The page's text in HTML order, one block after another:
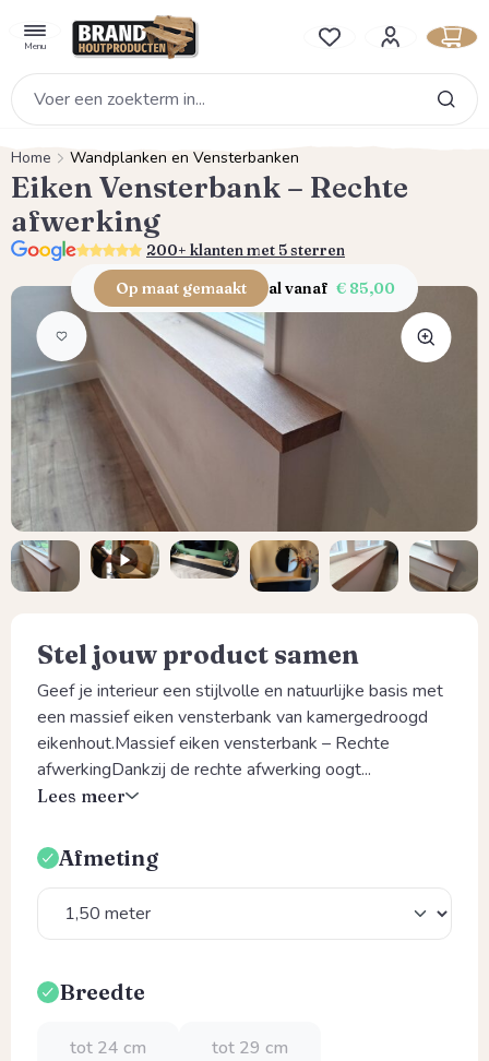
Menu Je hebt 0 items op je
Home Wandplanken en Vensterbanken
Eiken Vensterbank – Rechte
afwerking
5.0 200+ klanten met 5 sterren
Afbeeldingengalerij overslaan
Op maat gemaakt al vanaf € 85,00
Stel jouw product samen
Geef je interieur een stijlvolle en natuurlijke basis met
een massief eiken vensterbank van kamergedroogd
eikenhout.Massief eiken vensterbank – Rechte
afwerkingDankzij de rechte afwerking oogt...
Lees meer
Selecteer
Afmeting
Selecteer
Breedte
tot 24 cm tot 29 cm